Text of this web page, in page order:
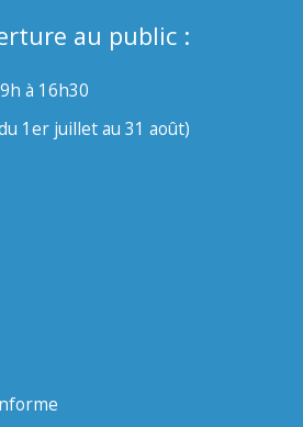
au public :
à 16h30
1er juillet au 31 août)